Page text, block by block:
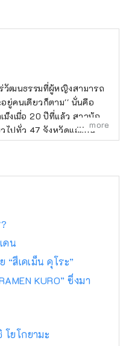
วัฒนธรรมที่ผู้หญิงสามารถ
อยู่คนเดียวก็ตาม'' นั่นคือ
ม็งเมื่อ 20 ปีที่แล้ว สาวน้อย
ไปทั่ว 47 จังหวัดและกิน
ยต่อปี แม้ว่าจะมีผู้ชายที่
Expo ครั้งแรก'' ที่โกดัง
นนี้ดึงดูดร้านค้ายอดนิยม
ด้จัดขึ้นที่โอซาก้า นาโกย่า
และชิซูโอกะ ดึงดูดผู้คนได้
คน ในปี 2018 เขาได้
Co., Ltd. และเปิด
บราเมนแบรนด์แรกของ
Autumn and
more
ดน
“สึเคเม็น คุโระ”
KURO” ซึ่งมา
โยโกยามะ